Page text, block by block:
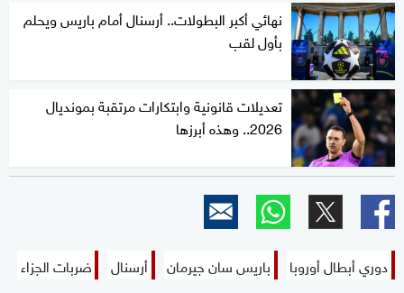
نهائي أكبر البطولات.. أرسنال أمام باريس ويحلم
بأول لقب
تعديلات قانونية وابتكارات مرتقبة بمونديال
2026.. وهذه أبرزها
دوري أبطال أوروبا باريس سان جيرمان أرسنال ضربات الجزاء